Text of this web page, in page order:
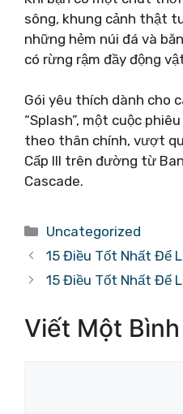
sông, khung cảnh thật
những hẻm núi đá và
có rừng rậm đầy động
Gói yêu thích dành cho
“Splash”, một cuộc
theo thân chính, vượt
Cấp III trên đường từ
Cascade.
Danh
mục
Uncategorized
15 Điều Tốt Nhất Để
15 Điều Tốt Nhất Để
Viết Một